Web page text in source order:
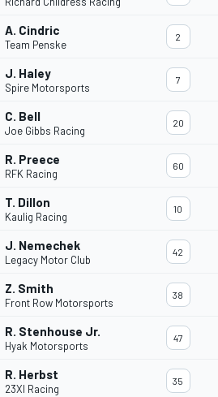
A. Cindric
Team Penske
2
J. Haley
Spire Motorsports
7
C. Bell
Joe Gibbs Racing
20
R. Preece
RFK Racing
60
T. Dillon
Kaulig Racing
10
J. Nemechek
Legacy Motor Club
42
Z. Smith
Front Row Motorsports
38
R. Stenhouse Jr.
Hyak Motorsports
47
R. Herbst
23XI Racing
35